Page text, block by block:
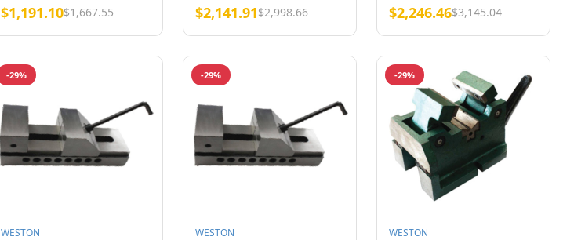
$1,191.10$1,667.55 $2,141.91$2,998.66 $2,246.46$3,145.04
-29%
WESTON
-29%
WESTON
-29%
WESTON